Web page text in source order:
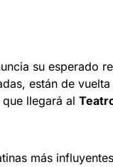
su esperado
están de
llegará al
más